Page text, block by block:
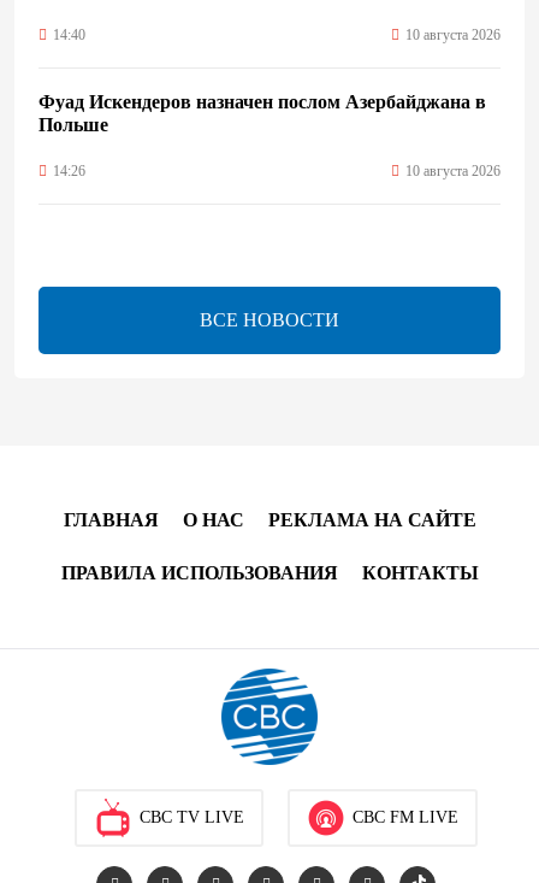
14:40 10 августа 2026
Фуад Искендеров назначен послом Азербайджана в
Польше
14:26 10 августа 2026
Бельгии
сфере энергетики
Галибаф и Аракчи посетят Пакистан
Переговоры о плате за проход судов через
ВСЕ НОВОСТИ
ГЛАВНАЯ О НАС РЕКЛАМА НА САЙТЕ
ПРАВИЛА ИСПОЛЬЗОВАНИЯ КОНТАКТЫ
CBC TV LIVE CBC FM LIVE